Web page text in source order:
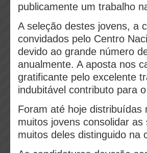
publicamente um trabalho
A seleção destes jovens, a
convidados pelo Centro
devido ao grande número
anualmente. A aposta nos
gratificante pelo excelente
indubitável contributo para
Foram até hoje distribuídas
muitos jovens consolidar
muitos deles distinguido na